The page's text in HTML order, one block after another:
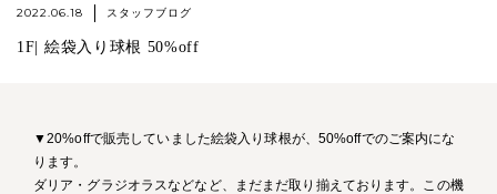
2022.06.18 スタッフブログ
1F| 絵袋入り球根 50%off
▼20%offで販売していました絵袋入り球根が、50%offでのご案内にな
ります。
ダリア・グラジオラスなどなど、まだまだ取り揃えております。この機